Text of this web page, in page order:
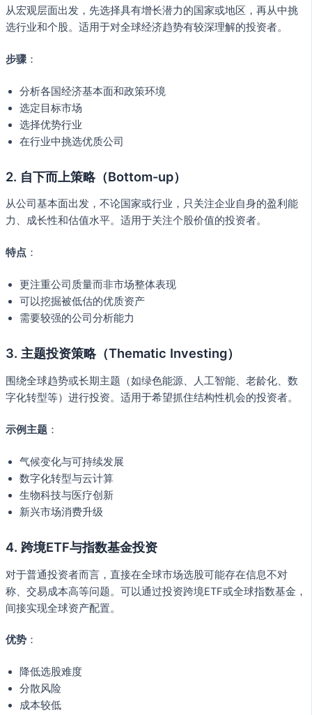
从宏观层面出发，先选择具有增长潜力的国家或地区，再从中挑
选行业和个股。适用于对全球经济趋势有较深理解的投资者。
步骤 ：
分析各国经济基本面和政策环境
选定目标市场
选择优势行业
在行业中挑选优质公司
2. 自下而上策略（Bottom-up）
从公司基本面出发，不论国家或行业，只关注企业自身的盈利能
力、成长性和估值水平。适用于关注个股价值的投资者。
特点 ：
更注重公司质量而非市场整体表现
可以挖掘被低估的优质资产
需要较强的公司分析能力
3. 主题投资策略（Thematic Investing）
围绕全球趋势或长期主题（如绿色能源、人工智能、老龄化、数
字化转型等）进行投资。适用于希望抓住结构性机会的投资者。
示例主题 ：
气候变化与可持续发展
数字化转型与云计算
生物科技与医疗创新
新兴市场消费升级
4. 跨境ETF与指数基金投资
对于普通投资者而言，直接在全球市场选股可能存在信息不对
称、交易成本高等问题。可以通过投资跨境ETF或全球指数基金，
间接实现全球资产配置。
优势 ：
降低选股难度
分散风险
成本较低